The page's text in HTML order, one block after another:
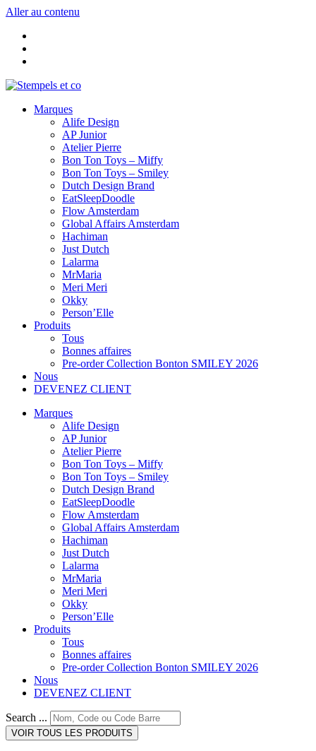
Aller au contenu
Marques
Alife Design
AP Junior
Atelier Pierre
Bon Ton Toys – Miffy
Bon Ton Toys – Smiley
Dutch Design Brand
EatSleepDoodle
Flow Amsterdam
Global Affairs Amsterdam
Hachiman
Just Dutch
Lalarma
MrMaria
Meri Meri
Okky
Person’Elle
Produits
Tous
Bonnes affaires
Pre-order Collection Bonton SMILEY 2026
Nous
DEVENEZ CLIENT
Marques
Alife Design
AP Junior
Atelier Pierre
Bon Ton Toys – Miffy
Bon Ton Toys – Smiley
Dutch Design Brand
EatSleepDoodle
Flow Amsterdam
Global Affairs Amsterdam
Hachiman
Just Dutch
Lalarma
MrMaria
Meri Meri
Okky
Person’Elle
Produits
Tous
Bonnes affaires
Pre-order Collection Bonton SMILEY 2026
Nous
DEVENEZ CLIENT
Search ...
VOIR TOUS LES PRODUITS